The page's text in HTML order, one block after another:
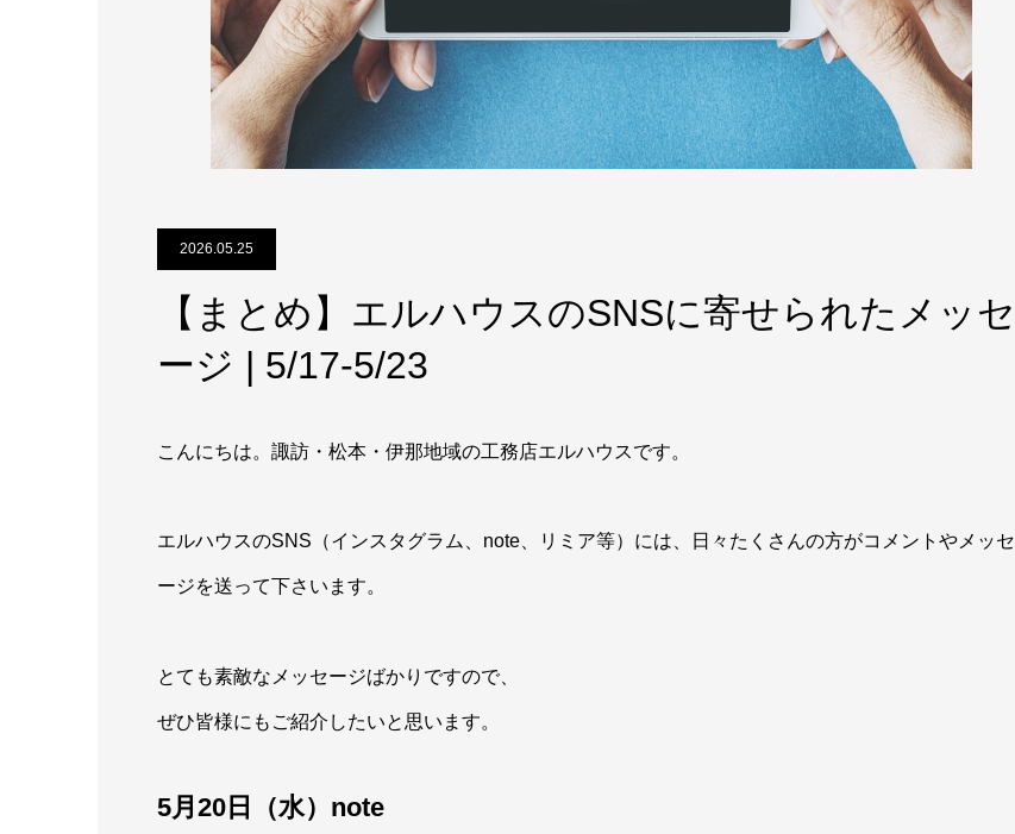
2026.05.25
【まとめ】エルハウスのSNSに寄せられたメッセ
ージ | 5/17-5/23
こんにちは。諏訪・松本・伊那地域の工務店エルハウスです。
エルハウスのSNS（インスタグラム、note、リミア等）には、日々たくさんの方がコメントやメッセ
ージを送って下さいます。
とても素敵なメッセージばかりですので、
ぜひ皆様にもご紹介したいと思います。
5月20日（水）note